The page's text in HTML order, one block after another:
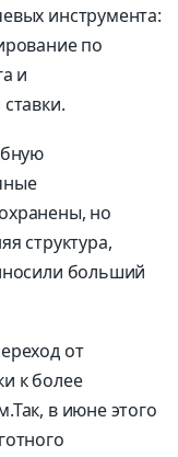
инструмента:
по
и
но
структура,
больший
от
к более
в июне этого